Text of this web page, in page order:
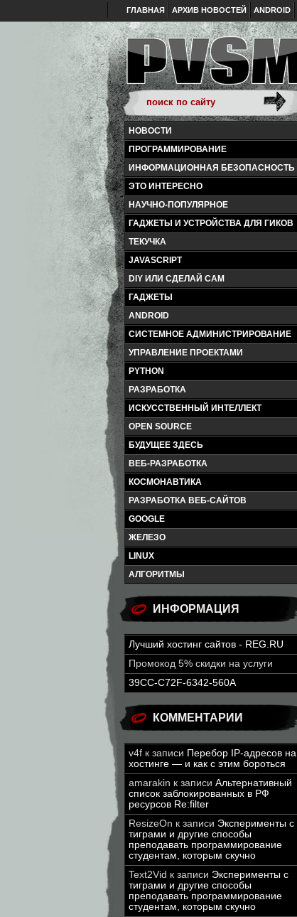
ГЛАВНАЯ АРХИВ НОВОСТЕЙ ANDROID
НОВОСТИ
ПРОГРАММИРОВАНИЕ
ИНФОРМАЦИОННАЯ БЕЗОПАСНОСТЬ
ЭТО ИНТЕРЕСНО
НАУЧНО-ПОПУЛЯРНОЕ
ГАДЖЕТЫ И УСТРОЙСТВА ДЛЯ ГИКОВ
ТЕКУЧКА
JAVASCRIPT
DIY ИЛИ СДЕЛАЙ САМ
ГАДЖЕТЫ
ANDROID
СИСТЕМНОЕ АДМИНИСТРИРОВАНИЕ
УПРАВЛЕНИЕ ПРОЕКТАМИ
PYTHON
РАЗРАБОТКА
ИСКУССТВЕННЫЙ ИНТЕЛЛЕКТ
OPEN SOURCE
БУДУЩЕЕ ЗДЕСЬ
ВЕБ-РАЗРАБОТКА
КОСМОНАВТИКА
РАЗРАБОТКА ВЕБ-САЙТОВ
GOOGLE
ЖЕЛЕЗО
LINUX
АЛГОРИТМЫ
ИНФОРМАЦИЯ
Лучший хостинг сайтов - REG.RU
Промокод 5% скидки на услуги
39CC-C72F-6342-560A
КОММЕНТАРИИ
v4f к записи Перебор IP-адресов на
хостинге — и как с этим бороться
amarakin к записи Альтернативный
список заблокированных в РФ
ресурсов Re:filter
ResizeOn к записи Эксперименты с
тиграми и другие способы
преподавать программирование
студентам, которым скучно
Text2Vid к записи Эксперименты с
тиграми и другие способы
преподавать программирование
студентам, которым скучно